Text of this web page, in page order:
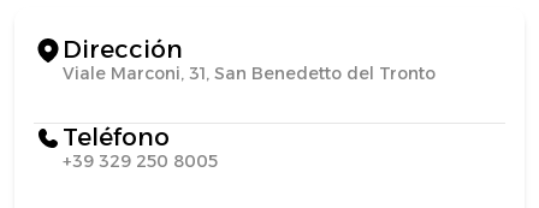
Dirección
Viale Marconi, 31, San Benedetto del Tronto
Teléfono
+39 329 250 8005